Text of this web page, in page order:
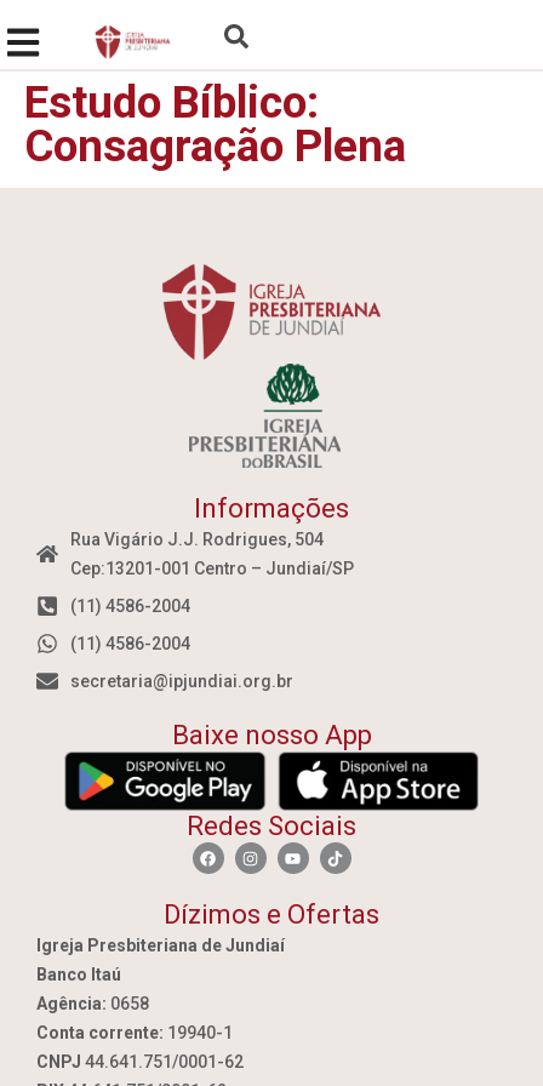
Estudo Bíblico:
Consagração Plena
Informações
Rua Vigário J.J. Rodrigues, 504
Cep:13201-001 Centro – Jundiaí/SP
(11) 4586-2004
(11) 4586-2004
secretaria@ipjundiai.org.br
Baixe nosso App
Redes Sociais
Dízimos e Ofertas
Igreja Presbiteriana de Jundiaí
Banco Itaú
Agência: 0658
Conta corrente: 19940-1
CNPJ 44.641.751/0001-62